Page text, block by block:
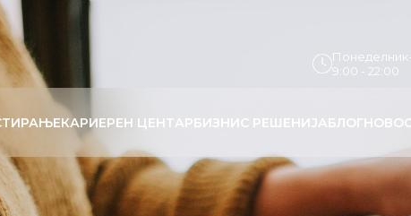
9:00 - 22:00
КАРИЕРЕН ЦЕНТАРБИЗНИС РЕШЕНИЈАБЛОГ